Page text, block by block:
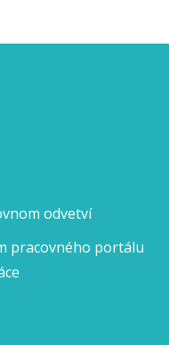
odvetví
pracovného portálu